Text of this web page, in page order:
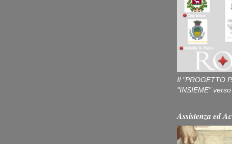
Il "PROGETTO
"INSIEME"
Assistenza ed